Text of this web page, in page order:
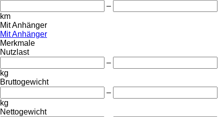
–
km
Mit Anhänger
Mit Anhänger
Merkmale
Nutzlast
–
kg
Bruttogewicht
–
kg
Nettogewicht